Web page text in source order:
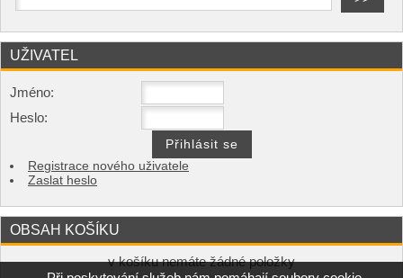
UŽIVATEL
Jméno:
Heslo:
Registrace nového uživatele
Zaslat heslo
OBSAH KOŠÍKU
v košíku nemáte žádné položky